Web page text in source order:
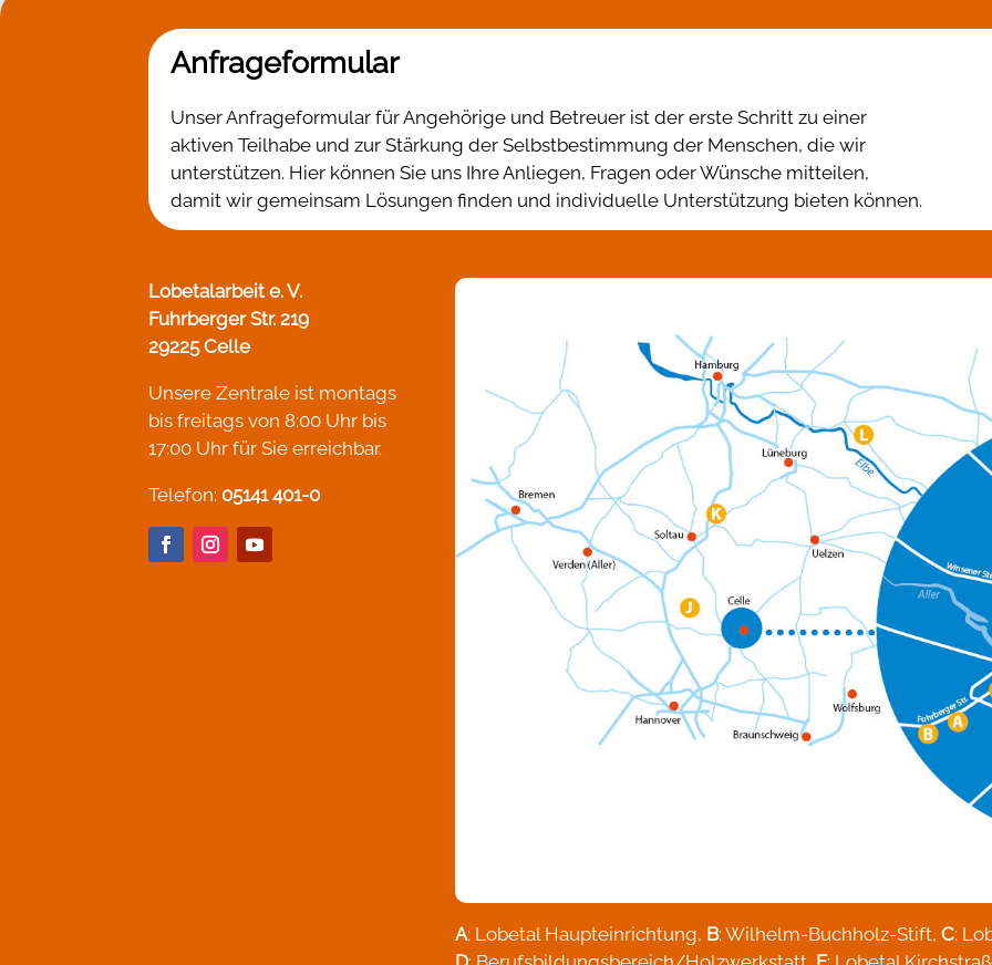
Anfrageformular
Unser Anfrageformular für Angehörige und Betreuer ist der erste Schritt zu einer
aktiven Teilhabe und zur Stärkung der Selbstbestimmung der Menschen, die wir
unterstützen. Hier können Sie uns Ihre Anliegen, Fragen oder Wünsche mitteilen,
damit wir gemeinsam Lösungen finden und individuelle Unterstützung bieten können.
Lobetalarbeit e. V.
Fuhrberger Str. 219
29225 Celle
Unsere Zentrale ist montags
bis freitags von 8:00 Uhr bis
17:00 Uhr für Sie erreichbar.
Telefon: 05141 401-0
A: Lobetal Haupteinrichtung, B: Wilhelm-Buchholz-Stift,C: